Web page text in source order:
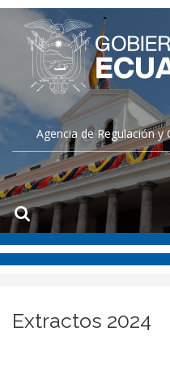
Agencia de Regulación
Extractos 2024